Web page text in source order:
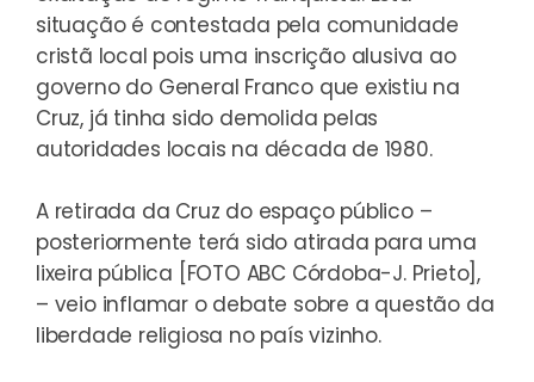
situação é contestada pela comunidade
cristã local pois uma inscrição alusiva ao
governo do General Franco que existiu na
Cruz, já tinha sido demolida pelas
autoridades locais na década de 1980.
A retirada da Cruz do espaço público –
posteriormente terá sido atirada para uma
lixeira pública [FOTO ABC Córdoba-J. Prieto],
– veio inflamar o debate sobre a questão da
liberdade religiosa no país vizinho.